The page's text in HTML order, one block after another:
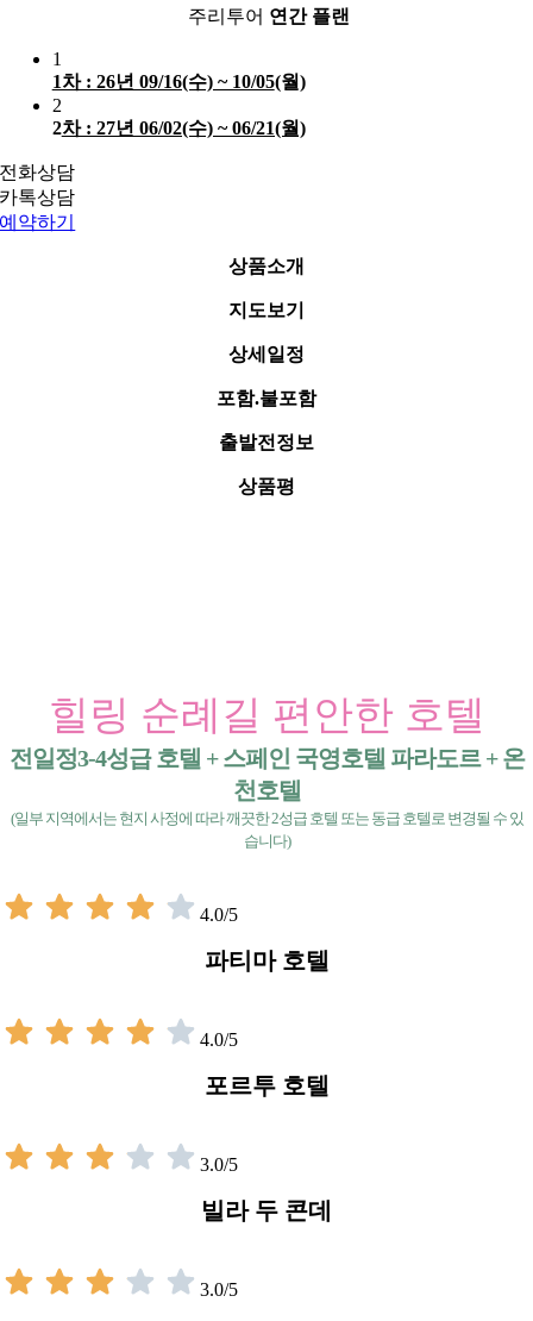
주리투어 연간 플랜
1
1차 : 26년 09/16(수) ~ 10/05(월)
2
2차 : 27년 06/02(수) ~ 06/21(월)
전화상담
카톡상담
예약하기
상품소개
지도보기
상세일정
포함.불포함
출발전정보
상품평
힐링 순례길 편안한 호텔
전일정3-4성급 호텔 + 스페인 국영호텔 파라도르 + 온
천호텔
(일부 지역에서는 현지 사정에 따라 깨끗한 2성급 호텔 또는 동급 호텔로 변경될 수 있
습니다)
4.0/5
파티마 호텔
4.0/5
포르투 호텔
3.0/5
빌라 두 콘데
3.0/5